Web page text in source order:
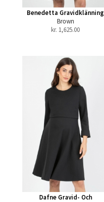
Benedetta Gravidklänning
Brown
kr. 1,625.00
Dafne Gravid- Och